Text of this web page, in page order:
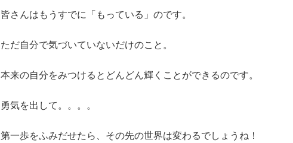
皆さんはもうすでに「もっている」のです。
ただ自分で気づいていないだけのこと。
本来の自分をみつけるとどんどん輝くことができるのです。
勇気を出して。。。。
第一歩をふみだせたら、その先の世界は変わるでしょうね！